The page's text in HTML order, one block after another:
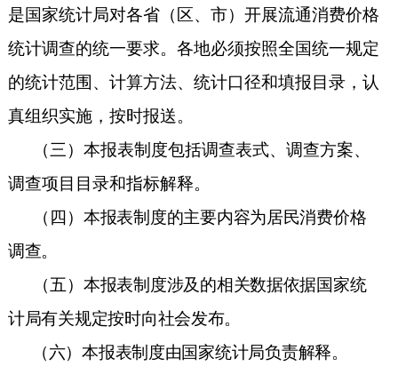
是国家统计局对各省（区、市）开展流通消费价格
统计调查的统一要求。各地必须按照全国统一规定
的统计范围、计算方法、统计口径和填报目录，认
真组织实施，按时报送。
（三）本报表制度包括调查表式、调查方案、
调查项目目录和指标解释。
（四） 本报表制度的主要内容为居民消费价格
调查。
（五） 本报表制度涉及的相关数据依据国家统
计局有关规定按时向社会发布。
（六）本报表制度由国家统计局负责解释。